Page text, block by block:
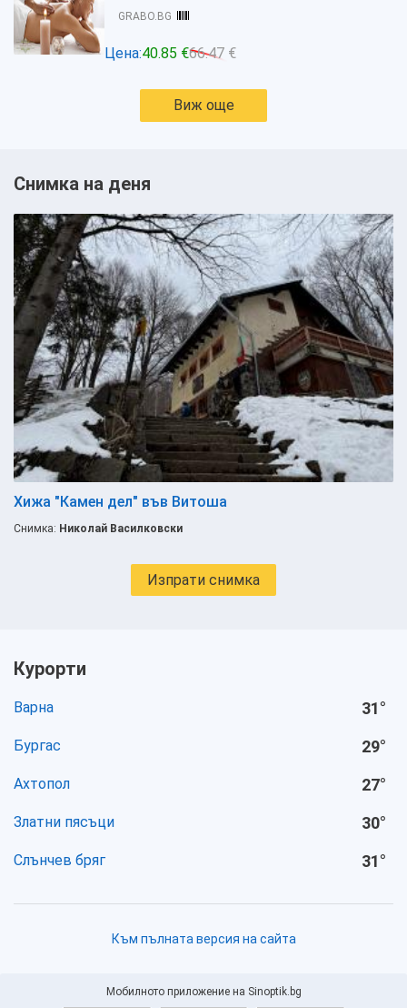
GRABO.BG
Цена:40.85 €66.47 €
Виж още
Снимка на деня
Хижа "Камен дел" във Витоша
Снимка: Николай Василковски
Изпрати снимка
Курорти
Варна 31°
Бургас 29°
Ахтопол 27°
Златни пясъци 30°
Слънчев бряг 31°
Към пълната версия на сайта
Мобилното приложение на Sinoptik.bg